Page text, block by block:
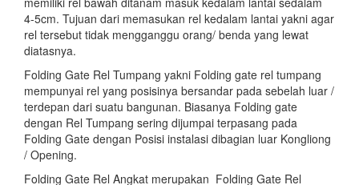
4-5cm. Tujuan dari memasukan rel kedalam lantai yakni agar
rel tersebut tidak mengganggu orang/ benda yang lewat
diatasnya.
Folding Gate Rel Tumpang yakni Folding gate rel tumpang
mempunyai rel yang posisinya bersandar pada sebelah luar /
terdepan dari suatu bangunan. Biasanya Folding gate
dengan Rel Tumpang sering dijumpai terpasang pada
Folding Gate dengan Posisi instalasi dibagian luar Kongliong
/ Opening.
Folding Gate Rel Angkat merupakan Folding Gate Rel